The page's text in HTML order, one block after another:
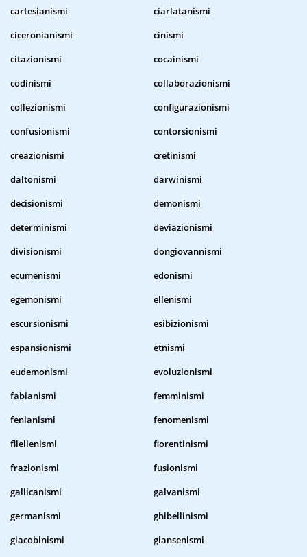
cartesianismi
ciarlatanismi
ciceronianismi
cinismi
citazionismi
cocainismi
codinismi
collaborazionismi
collezionismi
configurazionismi
confusionismi
contorsionismi
creazionismi
cretinismi
daltonismi
darwinismi
decisionismi
demonismi
determinismi
deviazionismi
divisionismi
dongiovannismi
ecumenismi
edonismi
egemonismi
ellenismi
escursionismi
esibizionismi
espansionismi
etnismi
eudemonismi
evoluzionismi
fabianismi
femminismi
fenianismi
fenomenismi
filellenismi
fiorentinismi
frazionismi
fusionismi
gallicanismi
galvanismi
germanismi
ghibellinismi
giacobinismi
giansenismi